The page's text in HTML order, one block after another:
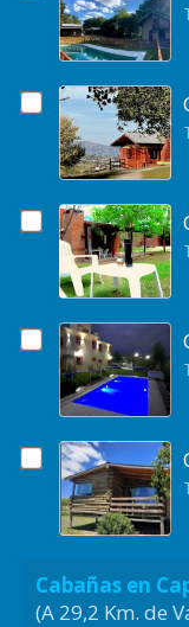
Cabañas en
(A 29,2 Km. de